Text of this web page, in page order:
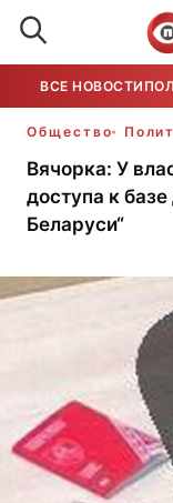
ВСЕ НОВОСТИ
Общество
Вячорка: У
доступа к
Беларуси“